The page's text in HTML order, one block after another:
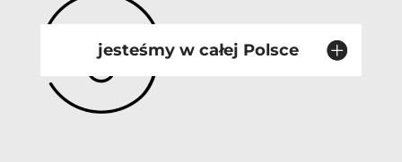
jesteśmy w całej Polsce